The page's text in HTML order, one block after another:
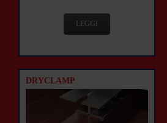
LEGGI
DRYCLAMP